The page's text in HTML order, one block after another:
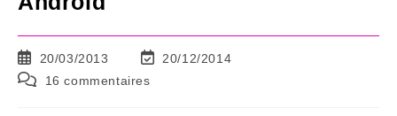
Publication
publiée :
20/03/2013
Dernière
20/12/2014
Commentaires
16 commentaires